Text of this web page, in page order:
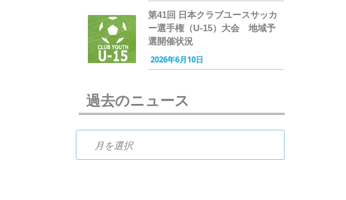
第41回 日本クラブユースサッカ
ー選手権（U-15）大会 地域予
選開催状況
2026年6月10日
過去のニュース